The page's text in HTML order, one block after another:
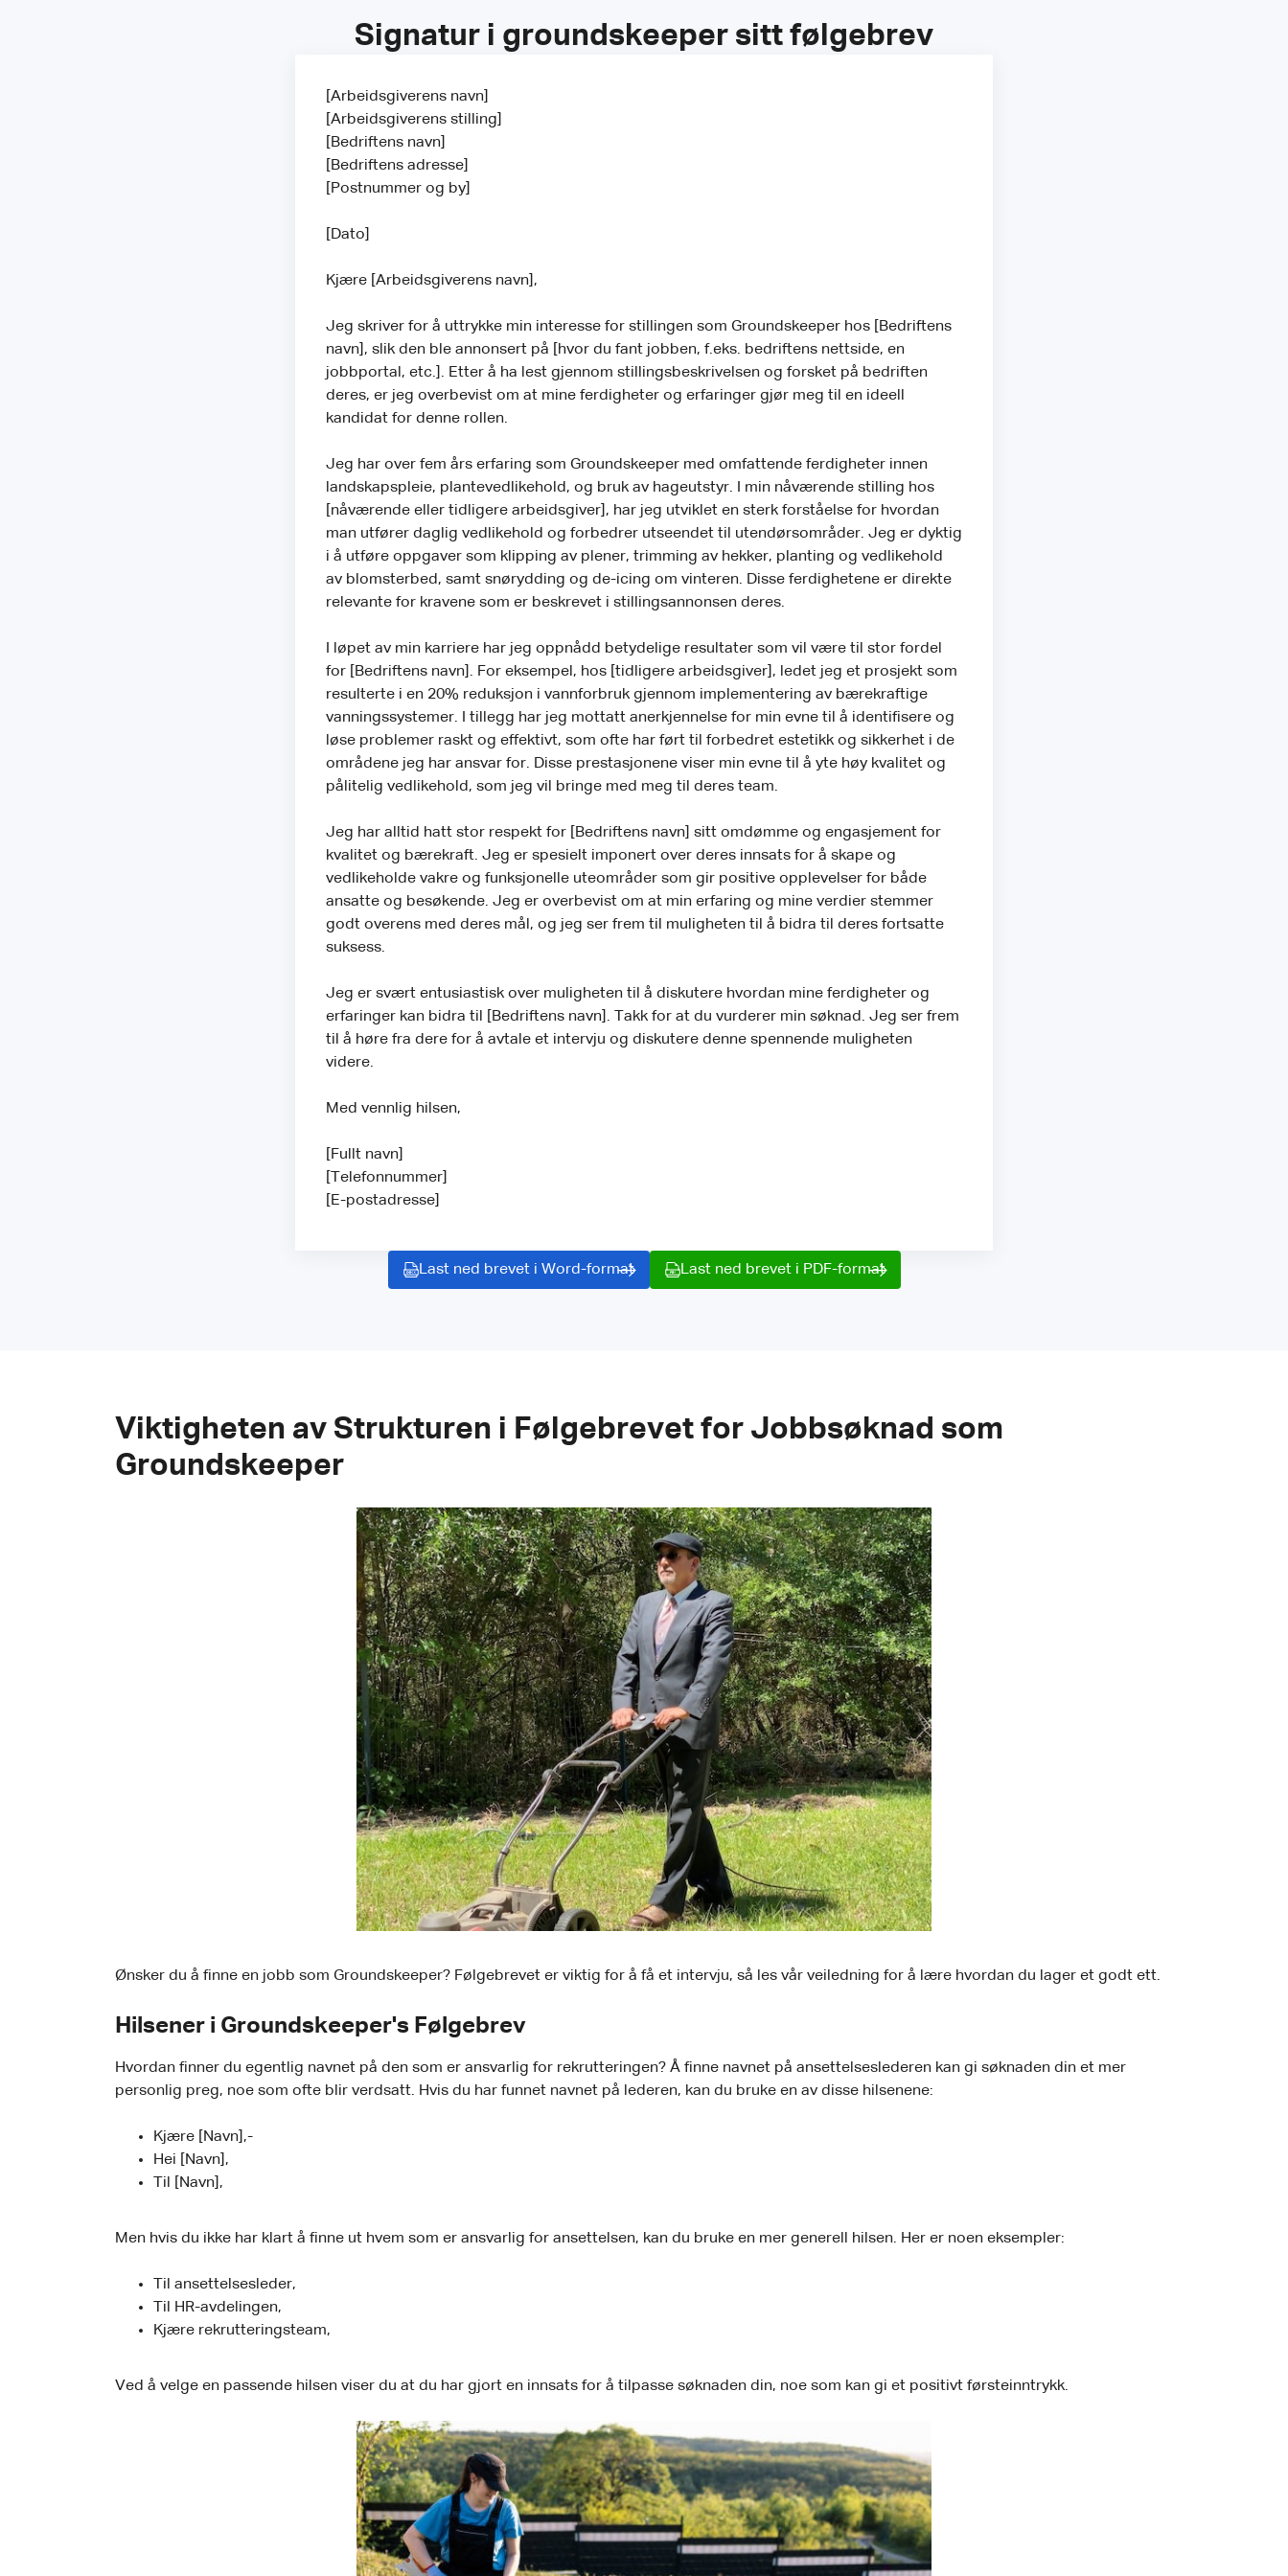
Signatur i groundskeeper sitt følgebrev
[Arbeidsgiverens navn]
[Arbeidsgiverens stilling]
[Bedriftens navn]
[Bedriftens adresse]
[Postnummer og by]
[Dato]
Kjære [Arbeidsgiverens navn],
Jeg skriver for å uttrykke min interesse for stillingen som Groundskeeper hos [Bedriftens
navn], slik den ble annonsert på [hvor du fant jobben, f.eks. bedriftens nettside, en
jobbportal, etc.]. Etter å ha lest gjennom stillingsbeskrivelsen og forsket på bedriften
deres, er jeg overbevist om at mine ferdigheter og erfaringer gjør meg til en ideell
kandidat for denne rollen.
Jeg har over fem års erfaring som Groundskeeper med omfattende ferdigheter innen
landskapspleie, plantevedlikehold, og bruk av hageutstyr. I min nåværende stilling hos
[nåværende eller tidligere arbeidsgiver], har jeg utviklet en sterk forståelse for hvordan
man utfører daglig vedlikehold og forbedrer utseendet til utendørsområder. Jeg er dyktig
i å utføre oppgaver som klipping av plener, trimming av hekker, planting og vedlikehold
av blomsterbed, samt snørydding og de-icing om vinteren. Disse ferdighetene er direkte
relevante for kravene som er beskrevet i stillingsannonsen deres.
I løpet av min karriere har jeg oppnådd betydelige resultater som vil være til stor fordel
for [Bedriftens navn]. For eksempel, hos [tidligere arbeidsgiver], ledet jeg et prosjekt som
resulterte i en 20% reduksjon i vannforbruk gjennom implementering av bærekraftige
vanningssystemer. I tillegg har jeg mottatt anerkjennelse for min evne til å identifisere og
løse problemer raskt og effektivt, som ofte har ført til forbedret estetikk og sikkerhet i de
områdene jeg har ansvar for. Disse prestasjonene viser min evne til å yte høy kvalitet og
pålitelig vedlikehold, som jeg vil bringe med meg til deres team.
Jeg har alltid hatt stor respekt for [Bedriftens navn] sitt omdømme og engasjement for
kvalitet og bærekraft. Jeg er spesielt imponert over deres innsats for å skape og
vedlikeholde vakre og funksjonelle uteområder som gir positive opplevelser for både
ansatte og besøkende. Jeg er overbevist om at min erfaring og mine verdier stemmer
godt overens med deres mål, og jeg ser frem til muligheten til å bidra til deres fortsatte
suksess.
Jeg er svært entusiastisk over muligheten til å diskutere hvordan mine ferdigheter og
erfaringer kan bidra til [Bedriftens navn]. Takk for at du vurderer min søknad. Jeg ser frem
til å høre fra dere for å avtale et intervju og diskutere denne spennende muligheten
videre.
Med vennlig hilsen,
[Fullt navn]
[Telefonnummer]
[E-postadresse]
Last ned brevet i Word-format Last ned brevet i PDF-format
Viktigheten av Strukturen i Følgebrevet for Jobbsøknad som
Groundskeeper
Ønsker du å finne en jobb som Groundskeeper? Følgebrevet er viktig for å få et intervju, så les vår veiledning for å lære hvordan du lager et godt ett.
Hilsener i Groundskeeper's Følgebrev
Hvordan finner du egentlig navnet på den som er ansvarlig for rekrutteringen? Å finne navnet på ansettelseslederen kan gi søknaden din et mer
personlig preg, noe som ofte blir verdsatt. Hvis du har funnet navnet på lederen, kan du bruke en av disse hilsenene:
Kjære [Navn],-
Hei [Navn],
Til [Navn],
Men hvis du ikke har klart å finne ut hvem som er ansvarlig for ansettelsen, kan du bruke en mer generell hilsen. Her er noen eksempler:
Til ansettelsesleder,
Til HR-avdelingen,
Kjære rekrutteringsteam,
Ved å velge en passende hilsen viser du at du har gjort en innsats for å tilpasse søknaden din, noe som kan gi et positivt førsteinntrykk.